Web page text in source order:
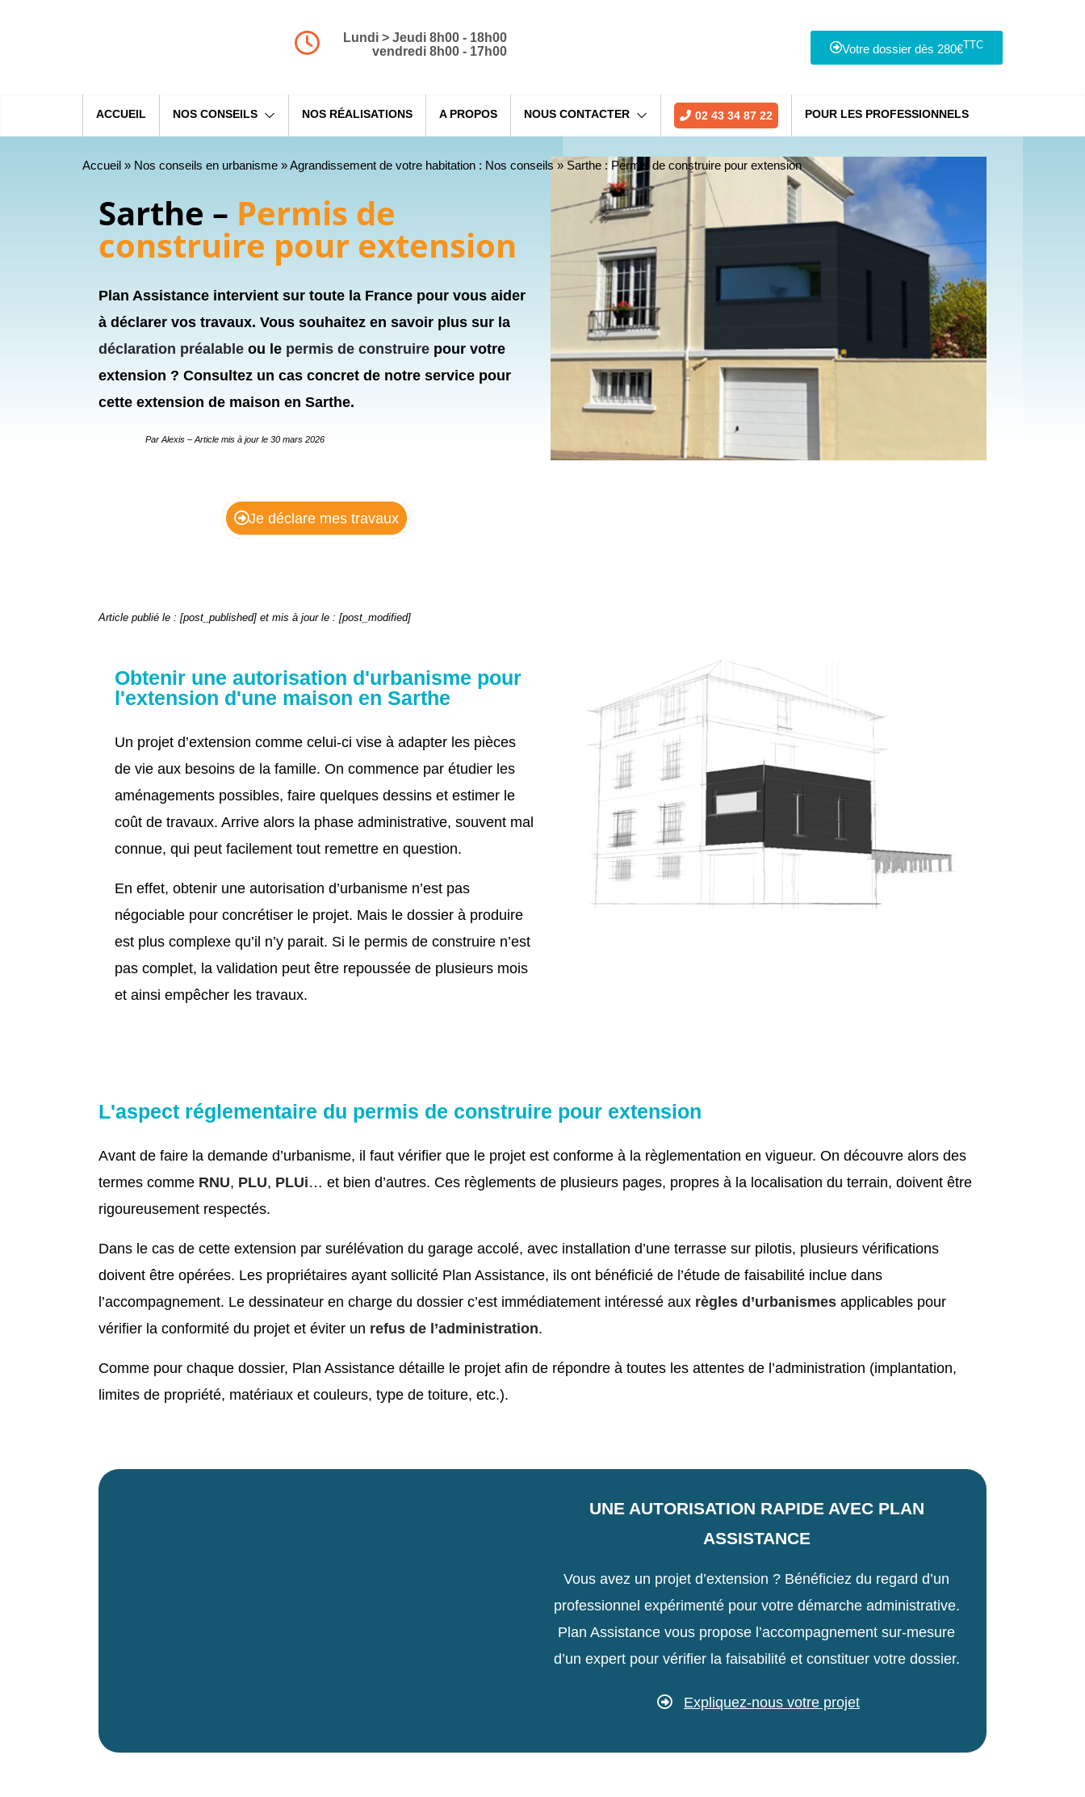
Lundi > Jeudi 8h00 - 18h00
vendredi 8h00 - 17h00
Votre dossier dès 280€TTC
ACCUEIL NOS CONSEILS NOS RÉALISATIONS A PROPOS NOUS CONTACTER 02 43 34 87 22 POUR LES PROFESSIONNELS
Accueil » Nos conseils en urbanisme »Agrandissement de votre habitation : Nos conseils » Sarthe : Permis de construire pour extension
Sarthe – Permis de
construire pour extension
Plan Assistance intervient sur toute la France pour vous aider
à déclarer vos travaux. Vous souhaitez en savoir plus sur la
déclaration préalable ou le permis de construire pour votre
extension ? Consultez un cas concret de notre service pour
cette extension de maison en Sarthe.
Par Alexis – Article mis à jour le 30 mars 2026
Je déclare mes travaux
Article publié le : [post_published] et mis à jour le : [post_modified]
Obtenir une autorisation d'urbanisme pour
l'extension d'une maison en Sarthe
Un projet d’extension comme celui-ci vise à adapter les pièces
de vie aux besoins de la famille. On commence par étudier les
aménagements possibles, faire quelques dessins et estimer le
coût de travaux. Arrive alors la phase administrative, souvent mal
connue, qui peut facilement tout remettre en question.
En effet, obtenir une autorisation d’urbanisme n’est pas
négociable pour concrétiser le projet. Mais le dossier à produire
est plus complexe qu’il n’y parait. Si le permis de construire n’est
pas complet, la validation peut être repoussée de plusieurs mois
et ainsi empêcher les travaux.
L'aspect réglementaire du permis de construire pour extension
Avant de faire la demande d’urbanisme, il faut vérifier que le projet est conforme à la règlementation en vigueur. On découvre alors des
termes comme RNU, PLU, PLUi… et bien d’autres. Ces règlements de plusieurs pages, propres à la localisation du terrain, doivent être
rigoureusement respectés.
Dans le cas de cette extension par surélévation du garage accolé, avec installation d’une terrasse sur pilotis, plusieurs vérifications
doivent être opérées. Les propriétaires ayant sollicité Plan Assistance, ils ont bénéficié de l’étude de faisabilité inclue dans
l’accompagnement. Le dessinateur en charge du dossier c’est immédiatement intéressé aux règles d’urbanismes applicables pour
vérifier la conformité du projet et éviter un refus de l’administration.
Comme pour chaque dossier, Plan Assistance détaille le projet afin de répondre à toutes les attentes de l’administration (implantation,
limites de propriété, matériaux et couleurs, type de toiture, etc.).
UNE AUTORISATION RAPIDE AVEC PLAN
ASSISTANCE
Vous avez un projet d’extension ? Bénéficiez du regard d’un
professionnel expérimenté pour votre démarche administrative.
Plan Assistance vous propose l’accompagnement sur-mesure
d’un expert pour vérifier la faisabilité et constituer votre dossier.
Expliquez-nous votre projet